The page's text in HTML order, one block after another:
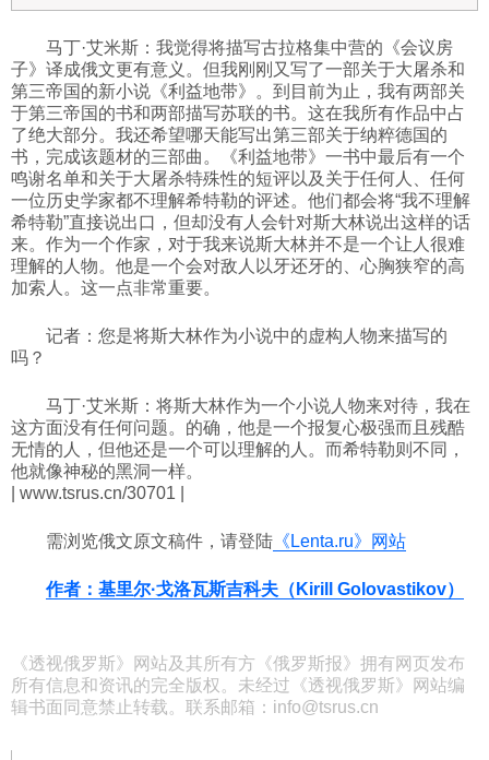
马丁·艾米斯：我觉得将描写古拉格集中营的《会议房
子》译成俄文更有意义。但我刚刚又写了一部关于大屠杀和
第三帝国的新小说《利益地带》。到目前为止，我有两部关
于第三帝国的书和两部描写苏联的书。这在我所有作品中占
了绝大部分。我还希望哪天能写出第三部关于纳粹德国的
书，完成该题材的三部曲。《利益地带》一书中最后有一个
鸣谢名单和关于大屠杀特殊性的短评以及关于任何人、任何
一位历史学家都不理解希特勒的评述。他们都会将“我不理解
希特勒”直接说出口，但却没有人会针对斯大林说出这样的话
来。作为一个作家，对于我来说斯大林并不是一个让人很难
理解的人物。他是一个会对敌人以牙还牙的、心胸狭窄的高
加索人。这一点非常重要。
记者：您是将斯大林作为小说中的虚构人物来描写的
吗？
马丁·艾米斯：将斯大林作为一个小说人物来对待，我在
这方面没有任何问题。的确，他是一个报复心极强而且残酷
无情的人，但他还是一个可以理解的人。而希特勒则不同，
他就像神秘的黑洞一样。
www.tsrus.cn/30701
需浏览俄文原文稿件，请登陆 《Lenta.ru》网站
作者：基里尔·戈洛瓦斯吉科夫（Kirill Golovastikov）
《透视俄罗斯》网站及其所有方《俄罗斯报》拥有网页发布
所有信息和资讯的完全版权。未经过《透视俄罗斯》网站编
辑书面同意禁止转载。联系邮箱：info@tsrus.cn